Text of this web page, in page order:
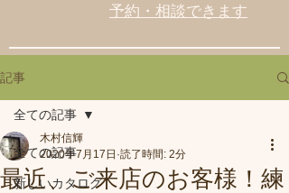
予約・相談できます
記事
全ての記事
新しいカタログ
全ての記事
最近、ご来店のお客様！練
木村信輝
2020年7月17日 読了時間: 2分